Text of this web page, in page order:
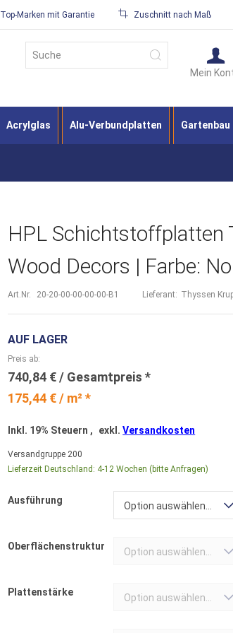
Top-Marken mit Garantie Zuschnitt nach Maß
Mein
Suche
Acrylglas Alu-Verbundplatten Gartenbau
HPL
Wood Decors | Farbe:
Art.Nr. 20-20-00-00-00-00-B1 Lieferant: Thyssen
AUF LAGER
175,44 € / m² *
Preis ab
740,84 €
Inkl. 19% Steuern , exkl.Versandkosten
Versandgruppe 200
Lieferzeit Deutschland: 4-12 Wochen (bitte Anfragen)
Ausführung Option auswählen...
Oberflächenstruktur Option auswählen...
Plattenstärke Option auswählen...